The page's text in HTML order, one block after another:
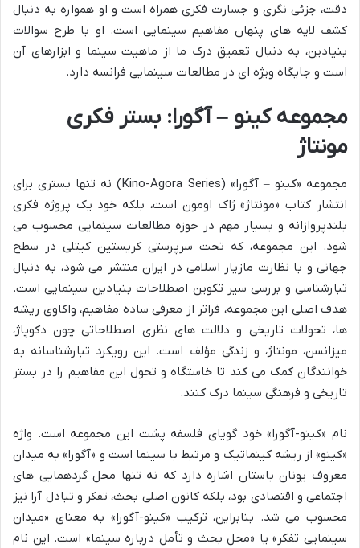
دقت، جزئی نگری و جسارت فکری همراه است و او همواره به دنبال
کشف لایه های پنهان مفاهیم سینمایی است. او با طرح سوالات
بنیادین، به دنبال تعمیق درک ما از ماهیت سینما و ابزارهای آن
است و جایگاه ویژه ای در مطالعات سینمایی فرانسه دارد.
مجموعه کینو – آگورا: بستر فکری
مونتاژ
مجموعه «کینو – آگورا» (Kino-Agora Series) نه تنها بستری برای
انتشار کتاب «مونتاژ» ژاک اومون است، بلکه خود یک پروژه فکری
بلندپروازانه و بسیار مهم در حوزه مطالعات سینمایی محسوب می
شود. این مجموعه، که تحت سرپرستی کریستین کیتلی در سطح
جهانی و با نظارت مازیار اسلامی در ایران منتشر می شود، به دنبال
تبارشناسی و بررسی سیر تکوین اصطلاحات بنیادین سینمایی است.
هدف اصلی این مجموعه، فراتر از معرفی ساده مفاهیم، واکاوی ریشه
ها، تحولات تاریخی و دلالت های نظری اصطلاحاتی چون دکوپاژ،
میزانسن، مونتاژ، و زندگی مؤلف است. این رویکرد تبارشناسانه به
خوانندگان کمک می کند تا خاستگاه و تحول این مفاهیم را در بستر
تاریخی و فرهنگی سینما درک کنند.
نام «کینو-آگورا» خود گویای فلسفه پشت این مجموعه است. واژه
«کینو» از ریشه کینماتیک و مرتبط با سینما است و «آگورا» به میدان
معروف یونان باستان اشاره دارد که نه تنها محل گردهمایی های
اجتماعی و اقتصادی بود، بلکه کانون اصلی بحث، تفکر و تبادل آرا نیز
محسوب می شد. بنابراین، ترکیب «کینو-آگورا» به معنای «میدان
سینمایی تفکر» یا «محل بحث و تأمل درباره سینما» است. این نام